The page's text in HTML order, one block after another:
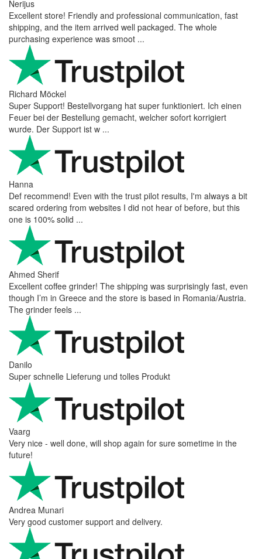
Nerijus
Excellent store! Friendly and professional communication, fast
shipping, and the item arrived well packaged. The whole
purchasing experience was smoot ...
Richard Möckel
Super Support! Bestellvorgang hat super funktioniert. Ich einen
Feuer bei der Bestellung gemacht, welcher sofort korrigiert
wurde. Der Support ist w ...
Hanna
Def recommend! Even with the trust pilot results, I'm always a bit
scared ordering from websites I did not hear of before, but this
one is 100% solid ...
Ahmed Sherif
Excellent coffee grinder! The shipping was surprisingly fast, even
though I’m in Greece and the store is based in Romania/Austria.
The grinder feels ...
Danilo
Super schnelle Lieferung und tolles Produkt
Vaarg
Very nice - well done, will shop again for sure sometime in the
future!
Andrea Munari
Very good customer support and delivery.